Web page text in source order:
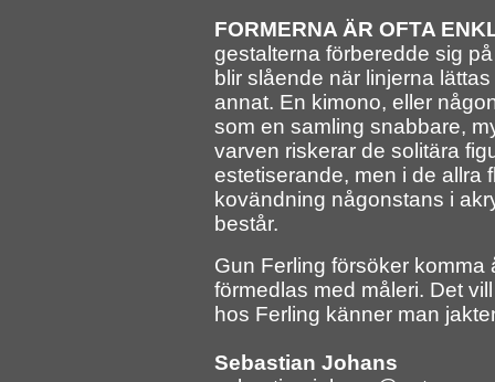
FORMERNA ÄR OFTA
gestalterna förberedde sig
blir slående när linjerna
annat. En kimono, eller
som en samling snabbare,
varven riskerar de solitära
estetiserande, men i de allra
kovändning någonstans i
består.
Gun Ferling försöker
förmedlas med måleri. Det
hos Ferling känner man
Sebastian Johans